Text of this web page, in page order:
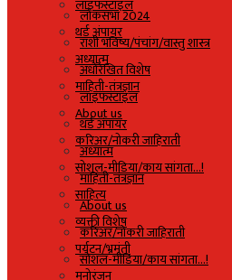
लाइफस्टाइल
थर्ड अंपायर
अध्यात्म
माहिती-तंत्रज्ञान
About us
करिअर/नोकरी जाहिराती
सोशल-मीडिया/काय सांगता…!
साहित्य
व्यक्ती विशेष
पर्यटन/भ्रमंती
लोकसभा 2024
राशी भविष्य/पंचांग/वास्तु शास्त्र
अधोरेखित विशेष
लाइफस्टाइल
थर्ड अंपायर
अध्यात्म
माहिती-तंत्रज्ञान
About us
करिअर/नोकरी जाहिराती
सोशल-मीडिया/काय सांगता…!